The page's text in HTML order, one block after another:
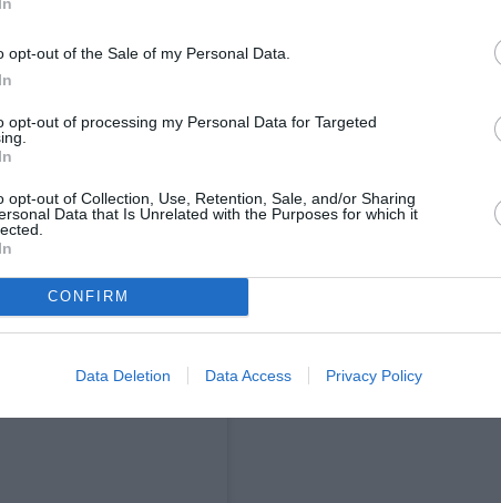
opt-out of the Sale of my Personal Data.
opt-out of processing my Personal Data for Targeted
opt-out of Collection, Use, Retention, Sale, and/or Sharing
Data that Is Unrelated with the Purposes for which it
CONFIRM
Data Deletion Data Access Privacy Policy
στη σημασία του
ωστόσο ότι ένακοκτέιλμε
«
με βότκα… κάποια στιγμή μετά τις
Wang: